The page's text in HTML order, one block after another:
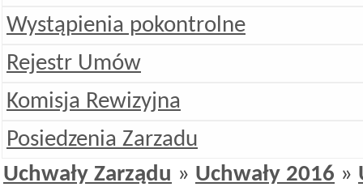
Wystąpienia pokontrolne
Rejestr Umów
Komisja Rewizyjna
Posiedzenia Zarzadu
Uchwały Zarządu » Uchwały 2016 »